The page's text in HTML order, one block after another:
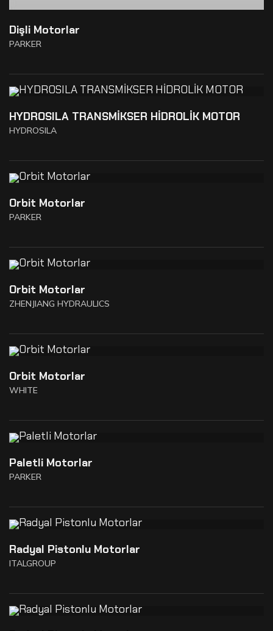
Dişli Motorlar
PARKER
HYDROSILA TRANSMİKSER HİDROLİK MOTOR
HYDROSILA
Orbit Motorlar
PARKER
Orbit Motorlar
ZHENJIANG HYDRAULICS
Orbit Motorlar
WHITE
Paletli Motorlar
PARKER
Radyal Pistonlu Motorlar
ITALGROUP